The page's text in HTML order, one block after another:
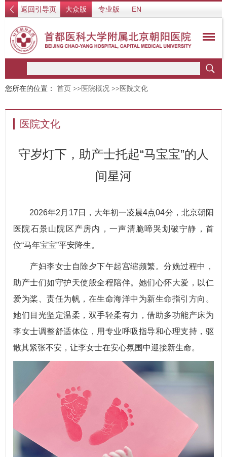
返回引导页 大众版 专业版 EN
您所在的位置： 首页 >> 医院概况 >> 医院文化
医院文化
守岁灯下，助产士托起“马宝宝”的人
间星河
2026年2月17日，大年初一凌晨4点04分，北京朝阳
医院石景山院区产房内，一声清脆啼哭划破宁静，首
位“马年宝宝”平安降生。
产妇李女士自除夕下午起宫缩频繁。分娩过程中，
助产士们如守护天使般全程陪伴。她们心怀大爱，以仁
爱为桨、责任为帆，在生命海洋中为新生命指引方向。
她们目光坚定温柔，双手轻柔有力，借助多功能产床为
李女士调整舒适体位，用专业呼吸指导和心理支持，驱
散其紧张不安，让李女士在安心氛围中迎接新生命。